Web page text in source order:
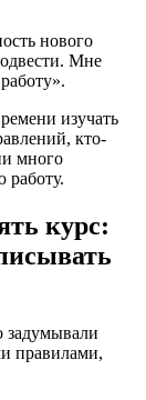
нового
Мне
изучать
кто-
много
работу.
курс:
задумывали
правилами,